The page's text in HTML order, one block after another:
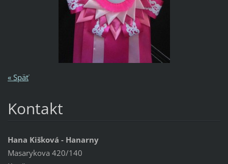
« Späť
Kontakt
Hana Kišková - Hanarny
Masarykova 420/140